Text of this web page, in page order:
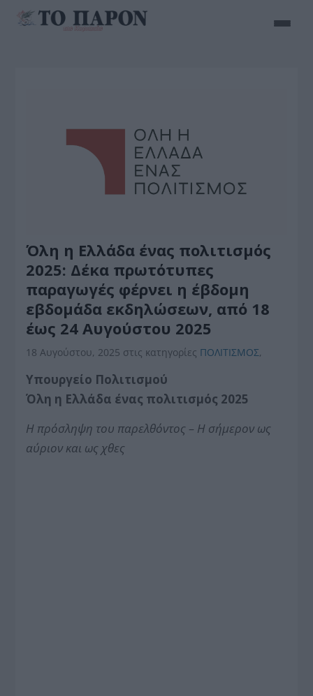
Όλη η Ελλάδα ένας πολιτισμός
2025: Δέκα πρωτότυπες
παραγωγές φέρνει η έβδομη
εβδομάδα εκδηλώσεων, από 18
έως 24 Αυγούστου 2025
18 Αυγούστου, 2025 στις κατηγορίες ΠΟΛΙΤΙΣΜΟΣ,
Υπουργείο Πολιτισμού
Όλη η Ελλάδα ένας πολιτισμός 2025
Η πρόσληψη του παρελθόντος – Η σήμερον ως
αύριον και ως χθες